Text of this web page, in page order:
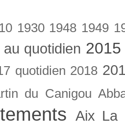
1930 1948 1949
quotidien
quotidien 2018
du Canigou
Aix La